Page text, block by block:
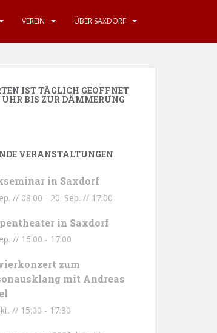
VEREIN ÜBER SAXDORF
IST TÄGLICH GEÖFFNET
UHR BIS ZUR DÄMMERUNG
VERANSTALTUNGEN
in Saxdorf
// 08:00 - 20. Sep. // 17:00
in Saxdorf
// 15:00 - 17:00
zum
mit Andreas
// 15:00 - 17:30